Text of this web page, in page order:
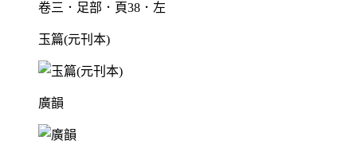
卷三．足部．頁38．左
玉篇(元刊本)
廣韻